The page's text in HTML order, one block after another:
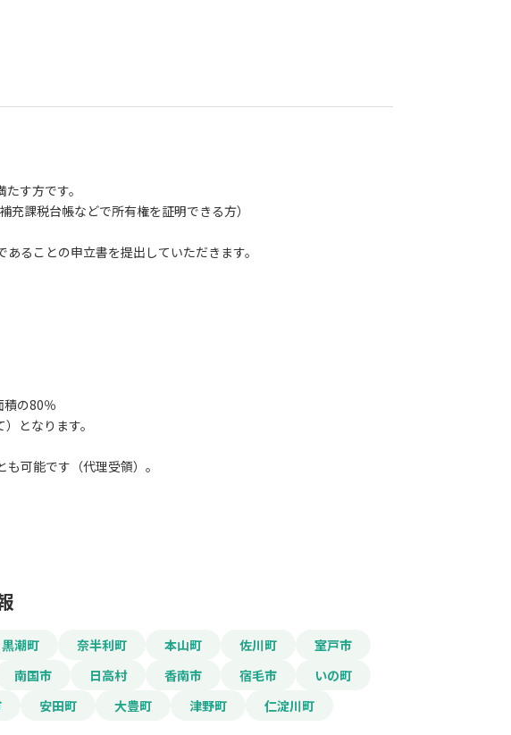
す方です。
充課税台帳などで所有権を証明できる方）
ることの申立書を提出していただきます。
の80％
となります。
可能です（代理受領）。
黒潮町 奈半利町 本山町 佐川町
室戸市
南国市 日高村 香南市 宿毛市
いの町
安田町 大豊町 津野町
仁淀川町
この補助金の情報をPDFダウンロード
名